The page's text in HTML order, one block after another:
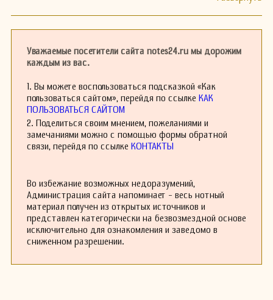
Уважаемые посетители сайта notes24.ru мы дорожим
каждым из вас.
1. Вы можете воспользоваться подсказкой «Как
пользоваться сайтом», перейдя по ссылке КАК
ПОЛЬЗОВАТЬСЯ САЙТОМ
2. Поделиться своим мнением, пожеланиями и
замечаниями можно с помощью формы обратной
связи, перейдя по ссылке КОНТАКТЫ
Во избежание возможных недоразумений,
Администрация сайта напоминает - весь нотный
материал получен из открытых источников и
представлен категорически на безвозмездной основе
исключительно для ознакомления и заведомо в
сниженном разрешении.